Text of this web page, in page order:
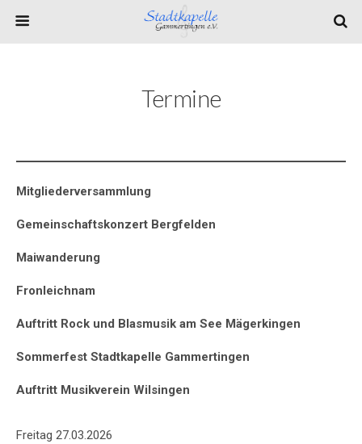
Termine
Mitgliederversammlung
Gemeinschaftskonzert Bergfelden
Maiwanderung
Fronleichnam
Auftritt Rock und Blasmusik am See Mägerkingen
Sommerfest Stadtkapelle Gammertingen
Auftritt Musikverein Wilsingen
Freitag 27.03.2026